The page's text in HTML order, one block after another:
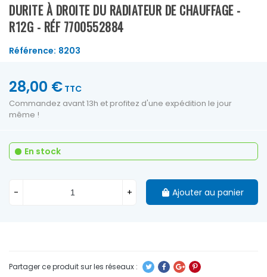
DURITE À DROITE DU RADIATEUR DE CHAUFFAGE -
R12G - RÉF 7700552884
Référence: 8203
28,00 € TTC
Commandez avant 13h et profitez d'une expédition le jour
même !
En stock
- + Ajouter au panier